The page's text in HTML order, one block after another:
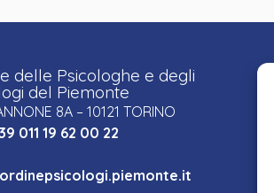
delle Psicologhe e degli
del Piemonte
8A – 10121 TORINO
011 19 62 00 22